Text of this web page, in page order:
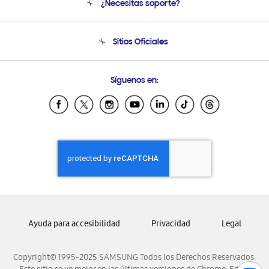
Soporte
Condiciones de Compra
¿Necesitas soporte?
Soporte vía eMail
Sitios Oficiales
Samsung Ecuador
Samsung El Salvador
Samsung Honduras
Samsung Nicaragua
Samsung Panamá
Samsung Venezuela
Síguenos en:
Copyright© 1995-2025 SAMSUNG Todos los Derechos Reservados.
Ayuda para accesibilidad Privacidad Legal